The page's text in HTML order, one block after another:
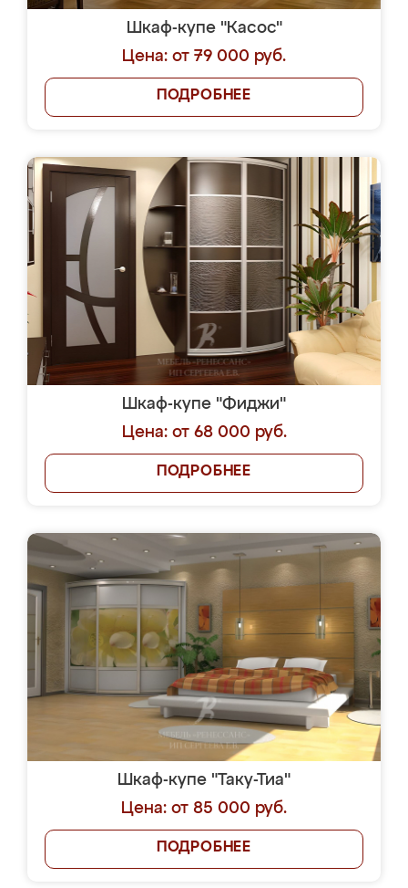
Шкаф-купе "Касос"
Цена: от 79 000 руб.
ПОДРОБНЕЕ
Шкаф-купе "Фиджи"
Цена: от 68 000 руб.
ПОДРОБНЕЕ
Шкаф-купе "Таку-Тиа"
Цена: от 85 000 руб.
ПОДРОБНЕЕ